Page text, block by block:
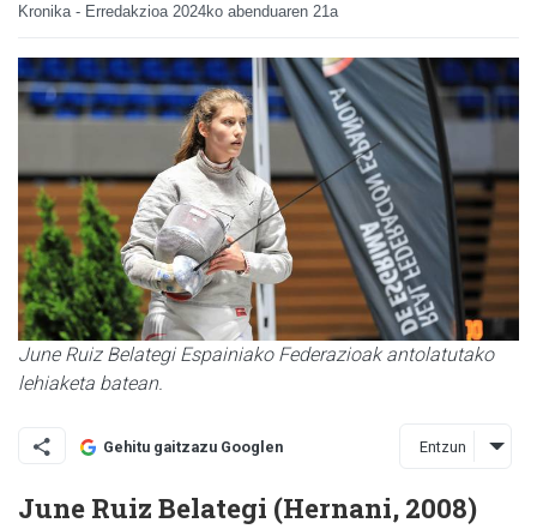
Kronika - Erredakzioa 2024ko abenduaren 21a
June Ruiz Belategi Espainiako Federazioak antolatutako
lehiaketa batean.
Gehitu gaitzazu Googlen Entzun
June Ruiz Belategi (Hernani, 2008)